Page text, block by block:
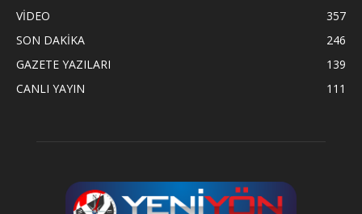
VİDEO
357
SON DAKİKA
246
GAZETE YAZILARI
139
CANLI YAYIN
111